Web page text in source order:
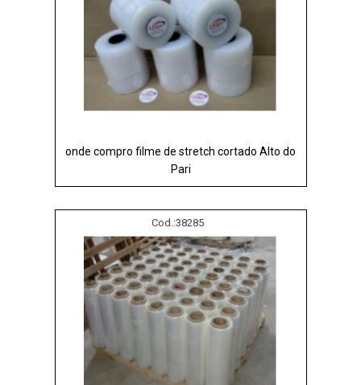
onde compro filme de stretch cortado Alto do
Pari
Cod.:38285